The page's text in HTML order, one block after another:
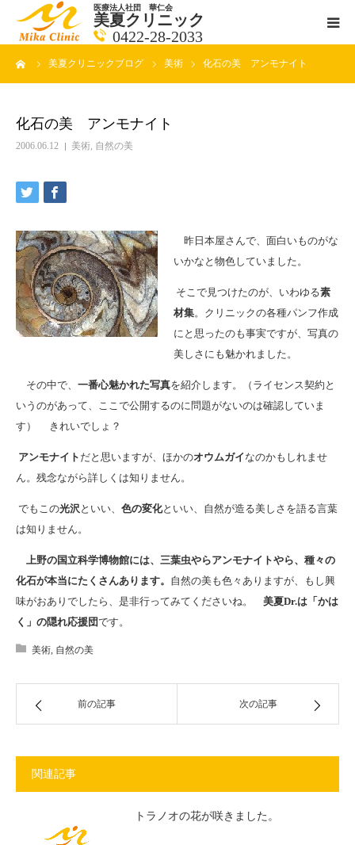
医療法人社団 華仁会
美夏クリニック
0422-28-2033
美夏クリニックブログ 美術 化石の美 アンモナイト
化石の美 アンモナイト
2006.06.12 美術, 自然の美
昨日本屋さんで、面白いものがな
いかなと物色していました。
そこで見つけたのが、いわゆる素
材集。クリニックの各種パンフ作成
にと思ったのも事実ですが、写真の
美しさにも魅かれました。
その中で、 一番心魅かれた写真を紹介します。（ライセンス契約と
いうのがあって、ここで公開するのに問題がないのは確認していま
す） きれいでしょ？
アンモナイト だと思いますが、ほかのオウムガイなのかもしれませ
ん。残念ながら詳しくは知りません。
でもこの光沢といい、 色の変化といい、自然が造る美しさを語る言葉
は知りません。
上野の国立科学博物館には、三葉虫やらアンモナイトやら、種々の
化石が本当にたくさんあります。 自然の美も色々ありますが、もし興
味がおありでしたら、是非行ってみてくださいね。 美夏Dr.は「かは
く」の隠れ応援団です。
美術, 自然の美
前の記事 次の記事
関連記事
トラノオの花が咲きました。
医師紹介
アクセス
メールで相談
ブログ一覧ページ
料金一覧 new